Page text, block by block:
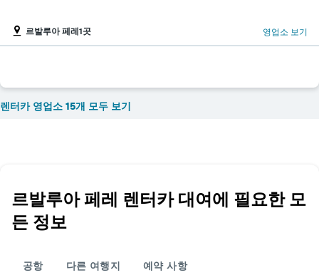
르발루아 페레1곳 영업소 보기
렌터카 영업소 15개 모두 보기
르발루아 페레 렌터카 대여에 필요한 모
든 정보
공항 다른 여행지 예약 사항